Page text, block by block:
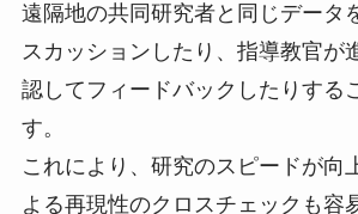
遠隔地の共同研究者と同じデータ
スカッションしたり、指導教官が
認してフィードバックしたりする
す。
これにより、研究のスピードが向
よる再現性のクロスチェックも容